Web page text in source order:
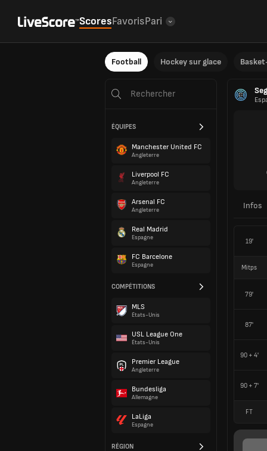
ScoresFavorisPari
Football Hockey sur glace
ÉQUIPES
Manchester United FC
Angleterre
Liverpool FC
Angleterre
Arsenal FC
Angleterre
Real Madrid
Espagne
FC Barcelone
Espagne
COMPÉTITIONS
MLS
États-Unis
USL League One
États-Unis
Premier League
Angleterre
Bundesliga
Allemagne
LaLiga
Espagne
RÉGION
Infos
19'
Mitps
79'
87'
90 + 4'
90 + 7'
FT